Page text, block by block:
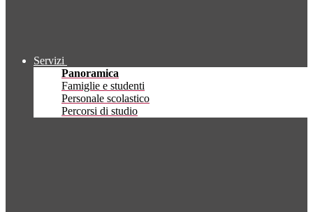
Servizi
Panoramica
Famiglie e studenti
Personale scolastico
Percorsi di studio